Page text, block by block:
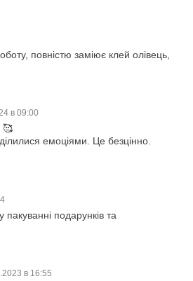
повністю заміює клей олівець,
в 09:00
🥰
емоціями. Це безцінно.
пакуванні подарунків та
в 16:55